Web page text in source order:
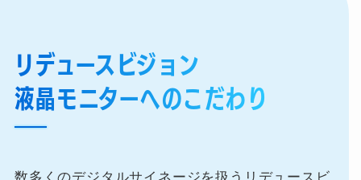
リデュースビジョン
液晶モニターへのこだわり
数多くのデジタルサイネージを扱うリデュースビ